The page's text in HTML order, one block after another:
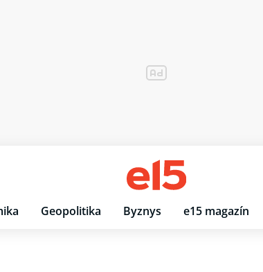
Geopolitika Byznys e15 magazín